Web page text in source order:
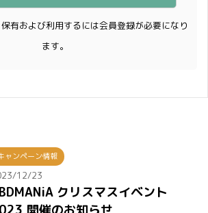
有および利用するには会員登録が必要になり
ます。
ャンペーン情報
12/23
クリスマスイベント